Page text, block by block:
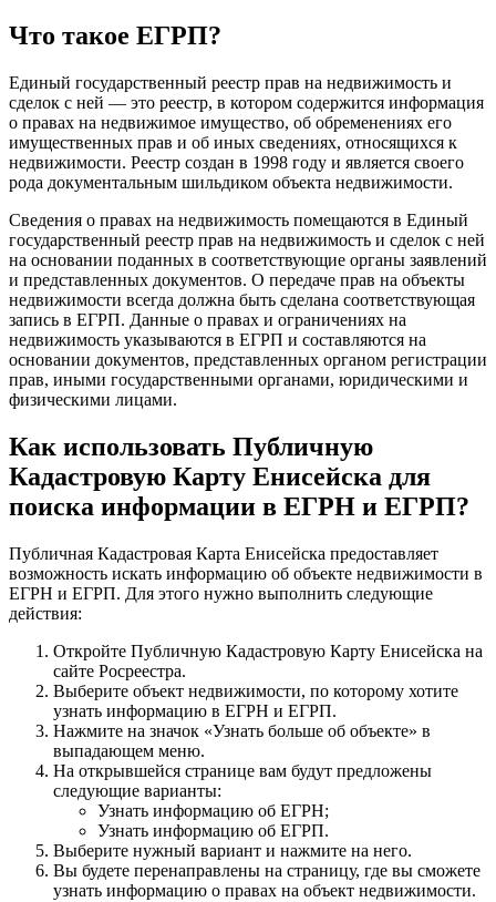
Что такое ЕГРП?
Единый государственный реестр прав на недвижимость и
сделок с ней — это реестр, в котором содержится информация
о правах на недвижимое имущество, об обременениях его
имущественных прав и об иных сведениях, относящихся к
недвижимости. Реестр создан в 1998 году и является своего
рода документальным шильдиком объекта недвижимости.
Сведения о правах на недвижимость помещаются в Единый
государственный реестр прав на недвижимость и сделок с ней
на основании поданных в соответствующие органы заявлений
и представленных документов. О передаче прав на объекты
недвижимости всегда должна быть сделана соответствующая
запись в ЕГРП. Данные о правах и ограничениях на
недвижимость указываются в ЕГРП и составляются на
основании документов, представленных органом регистрации
прав, иными государственными органами, юридическими и
физическими лицами.
Как использовать Публичную
Кадастровую Карту Енисейска для
поиска информации в ЕГРН и ЕГРП?
Публичная Кадастровая Карта Енисейска предоставляет
возможность искать информацию об объекте недвижимости в
ЕГРН и ЕГРП. Для этого нужно выполнить следующие
действия:
Откройте Публичную Кадастровую Карту Енисейска на
сайте Росреестра.
Выберите объект недвижимости, по которому хотите
узнать информацию в ЕГРН и ЕГРП.
Нажмите на значок «Узнать больше об объекте» в
выпадающем меню.
На открывшейся странице вам будут предложены
следующие варианты:
Узнать информацию об ЕГРН;
Узнать информацию об ЕГРП.
Выберите нужный вариант и нажмите на него.
Вы будете перенаправлены на страницу, где вы сможете
узнать информацию о правах на объект недвижимости.